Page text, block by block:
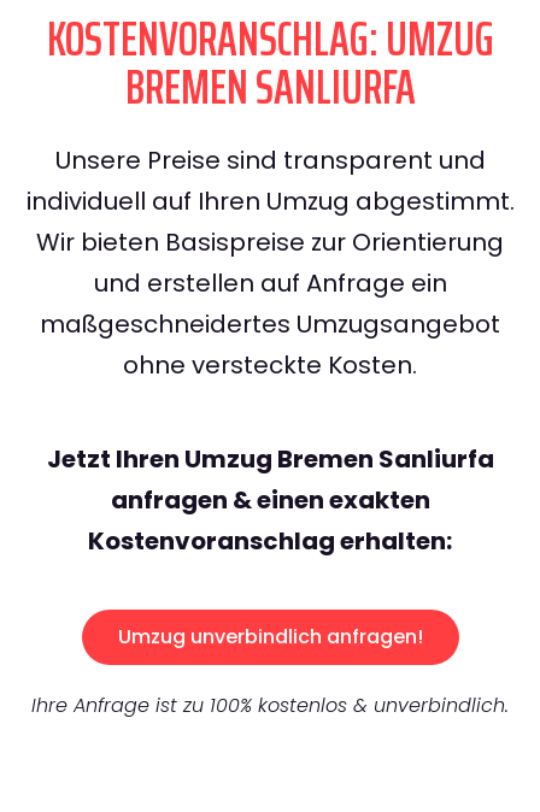
KOSTENVORANSCHLAG: UMZUG
BREMEN SANLIURFA
Unsere Preise sind transparent und
individuell auf Ihren Umzug abgestimmt.
Wir bieten Basispreise zur Orientierung
und erstellen auf Anfrage ein
maßgeschneidertes Umzugsangebot
ohne versteckte Kosten.
Jetzt Ihren Umzug Bremen Sanliurfa
anfragen & einen exakten
Kostenvoranschlag erhalten:
Umzug unverbindlich anfragen!
Ihre Anfrage ist zu 100% kostenlos & unverbindlich.